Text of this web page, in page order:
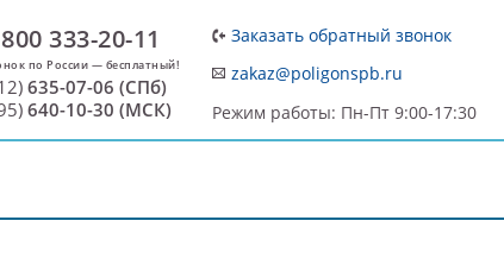
333-20-11
635-07-06 (СПб)
640-10-30 (МСК)
Заказать обратный звонок
zakaz@poligonspb.ru
Режим работы: Пн-Пт 9:00-17:30